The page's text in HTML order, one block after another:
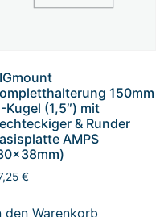
150mm
Kugel (1,5″) mit
& Runder
AMPS
€
den Warenkorb